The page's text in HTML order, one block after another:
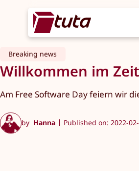
Breaking news
Willkommen im
Am Free Software Day feiern wir
by Hanna Published on: 2022-